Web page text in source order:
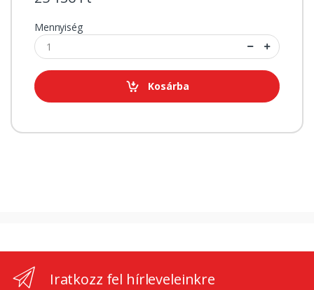
Mennyiség
Kosárba
Iratkozz fel hírleveleinkre